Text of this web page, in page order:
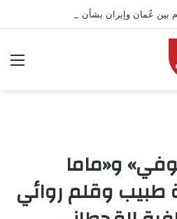
عُمان وإيران بشأن هرمز
و«ماما
طبيب وقلم روائي